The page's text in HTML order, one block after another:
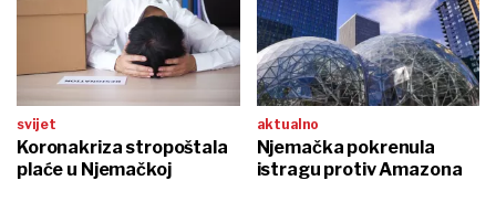
svijet
Koronakriza stropoštala
plaće u Njemačkoj
aktualno
Njemačka pokrenula
istragu protiv Amazona